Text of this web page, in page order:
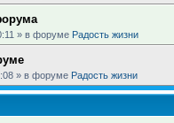
» в форуме Радость жизни
» в форуме Радость жизни